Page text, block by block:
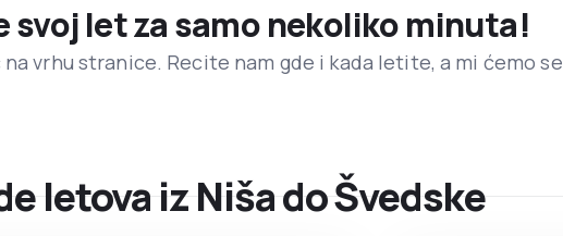
svoj let za samo nekoliko minuta!
vrhu stranice. Recite nam gde i kada letite, a mi ćemo se
letova iz Niša do Švedske